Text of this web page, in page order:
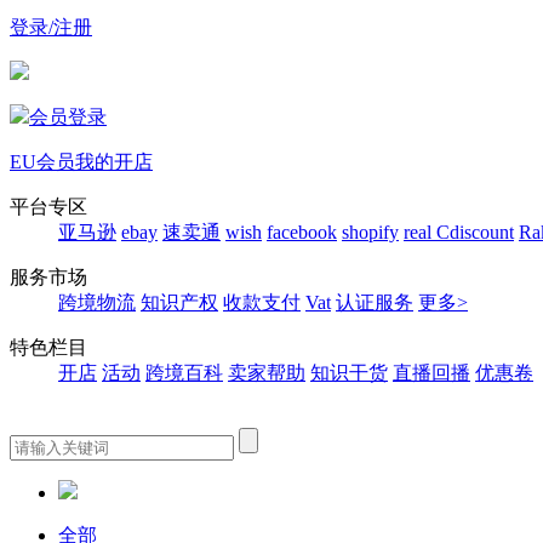
登录/注册
会员登录
EU会员我的开店
平台专区
亚马逊 ebay 速卖通 wish facebook shopify real Cdiscount
服务市场
跨境物流 知识产权 收款支付 Vat 认证服务 更多>
特色栏目
开店 活动 跨境百科 卖家帮助 知识干货 直播回播 优惠卷
全部